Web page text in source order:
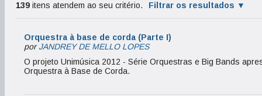
139itens atendem ao seu critério. Filtrar os resultados
Orquestra à base de corda (Parte I)
porJANDREY DE MELLO LOPES
O projeto Unimúsica 2012 - Série Orquestras e Big Bands
Orquestra à Base de Corda.